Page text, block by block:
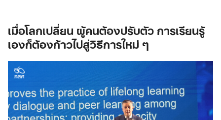
เมื่อโลกเปลี่ยน ผู้คนต้องปรับตัว การเรียนรู้
เองก็ต้องก้าวไปสู่วิธีการใหม่ ๆ